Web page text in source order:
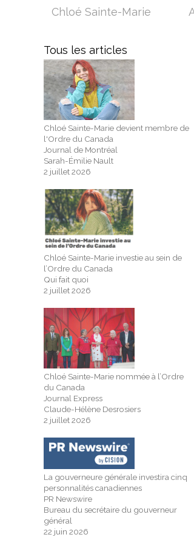
Tous les articles
Chloé Sainte-Marie devient membre de
l'Ordre du Canada
Journal de Montréal
Sarah-Émilie Nault
2 juillet 2026
Chloé Sainte-Marie investie au sein de
l’Ordre du Canada
Qui fait quoi
2 juillet 2026
Chloé Sainte-Marie nommée à l’Ordre
du Canada
Journal Express
Claude-Hélène Desrosiers
2 juillet 2026
La gouverneure générale investira cinq
personnalités canadiennes
PR Newswire
Bureau du secrétaire du gouverneur
général
22 juin 2026
Chloé Sainte-Marie